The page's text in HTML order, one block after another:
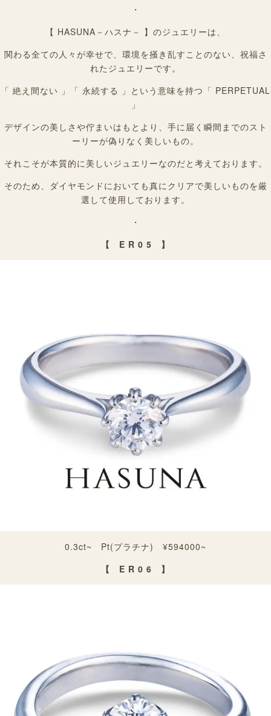
・
【 HASUNA－ハスナ－ 】のジュエリーは、
関わる全ての人々が幸せで、環境を掻き乱すことのない、祝福さ
れたジュエリーです。
「 絶え間ない 」「 永続する 」という意味を持つ「 PERPETUAL
」
デザインの美しさや佇まいはもとより、手に届く瞬間までのスト
ーリーが偽りなく美しいもの。
それこそが本質的に美しいジュエリーなのだと考えております。
そのため、ダイヤモンドにおいても真にクリアで美しいものを厳
選して使用しております。
・
【 E R 0 5 】
0.3ct~ Pt(プラチナ) ¥594000~
【 E R 0 6 】